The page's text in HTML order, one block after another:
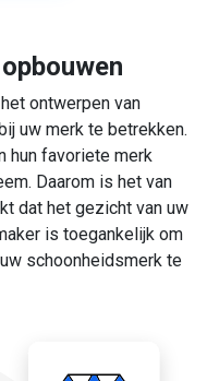
ontwerpen van
uw merk te betrekken.
hun favoriete merk
Daarom is het van
dat het gezicht van uw
is toegankelijk om
schoonheidsmerk te